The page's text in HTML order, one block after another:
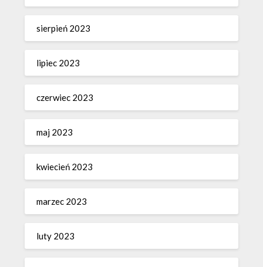
sierpień 2023
lipiec 2023
czerwiec 2023
maj 2023
kwiecień 2023
marzec 2023
luty 2023